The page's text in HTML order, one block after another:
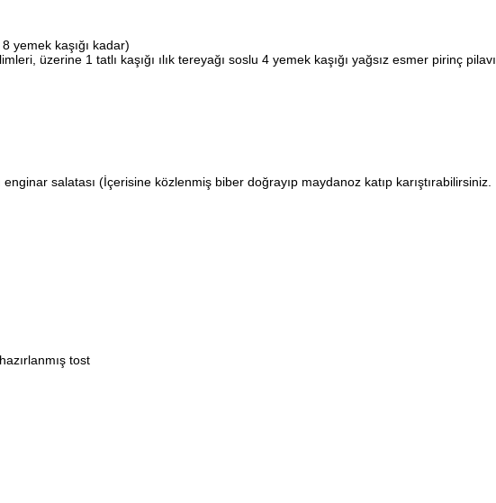
yemek kaşığı kadar)
üzerine 1 tatlı kaşığı ılık tereyağı soslu 4 yemek kaşığı yağsız esmer pirinç pilavı
salatası (İçerisine közlenmiş biber doğrayıp maydanoz katıp karıştırabilirsiniz.
tost